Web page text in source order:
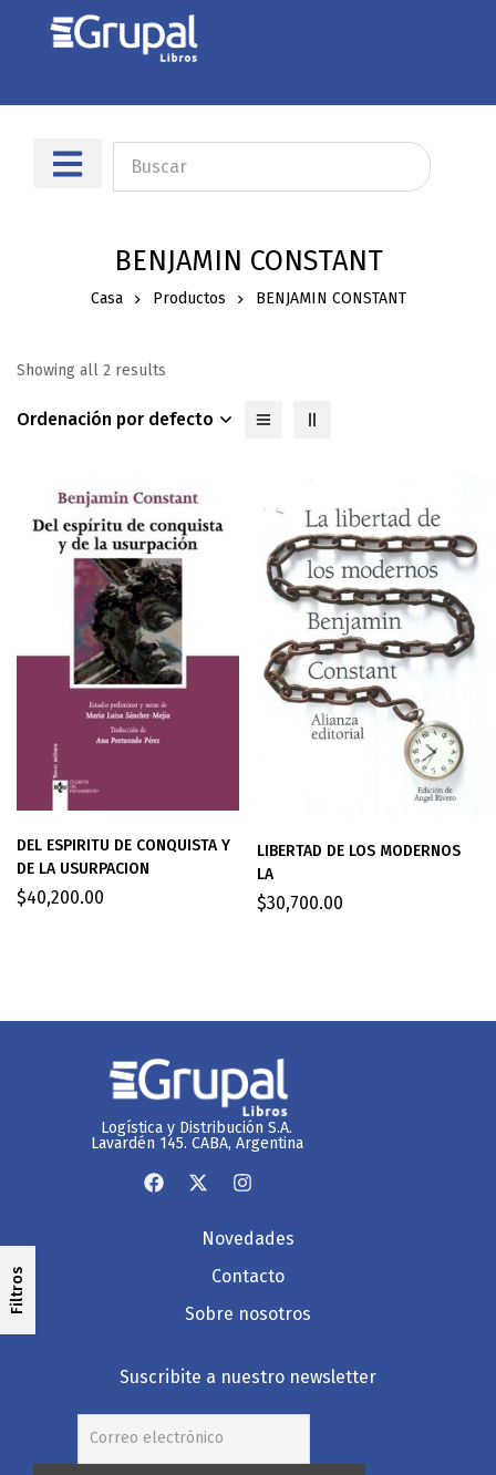
BENJAMIN CONSTANT
Casa Productos BENJAMIN CONSTANT
Filtros
Showing all 2 results
Ordenación por defecto
DEL ESPIRITU DE CONQUISTA Y
DE LA USURPACION
$40,200.00
LIBERTAD DE LOS MODERNOS
LA
$30,700.00
Logística y Distribución S.A.
Lavardén 145. CABA, Argentina
Novedades
Contacto
Sobre nosotros
Suscribite a nuestro newsletter